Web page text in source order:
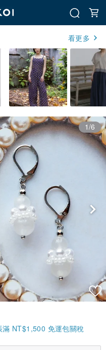
看更多
1/6
NT$1,500 免運包關稅